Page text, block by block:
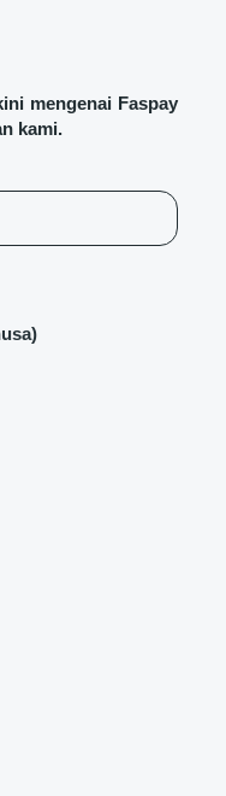
mengenai Faspay
kami.